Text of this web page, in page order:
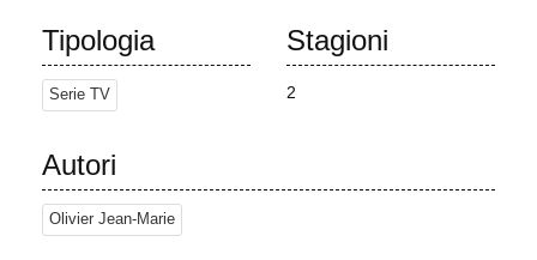
umorismo slapstick dai cartoni animati di Wile E. Coyote e del
Road Runner, in quanto Zig spesso utilizza vari oggetti o
architetta piani basati su cose di cui è testimone con Sharko e
Marina, ma spesso viene sventato da Sharko, dalla sfortuna o da
causa delle loro continue battaglie e rancori, sono anche buoni
amici, come Tom e Jerry. Oltre ai personaggi principali, lo show è
spesso popolato da personaggi secondari, molti dei quali sono
Tipologia
Serie TV
Stagioni
2
Autori
Olivier Jean-Marie